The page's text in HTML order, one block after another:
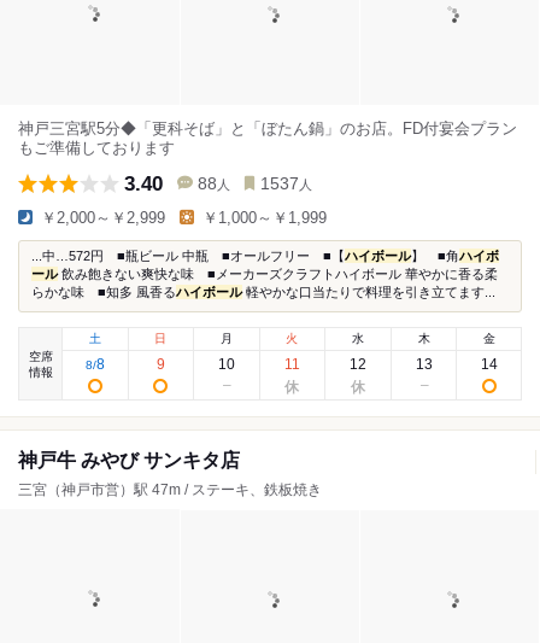
神戸三宮駅5分◆「更科そば」と「ぼたん鍋」のお店。FD付宴会プラン
もご準備しております
3.40 88 人 1537 人
￥2,000～￥2,999 ￥1,000～￥1,999
...中…572円 ■瓶ビール 中瓶 ■オールフリー ■【ハイボール】 ■角ハイボ
ール飲み飽きない爽快な味 ■メーカーズクラフトハイボール 華やかに香る柔
らかな味 ■知多 風香るハイボール軽やかな口当たりで料理を引き立てます...
空席
情報
土
8/8
日
9
月
10
火
11
水
12
木
13
金
14
神戸牛 みやび サンキタ店
三宮（神戸市営）駅 47m / ステーキ、鉄板焼き